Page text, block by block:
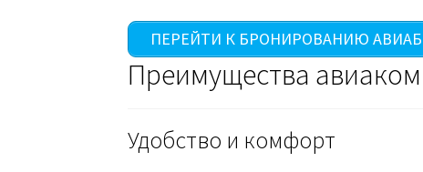
ПЕРЕЙТИ К БРОНИРОВАНИЮ
Преимущества
Удобство и комфорт